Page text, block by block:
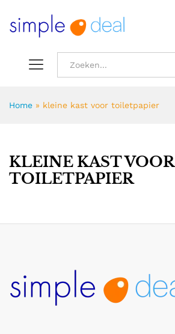
Home » kleine kast voor toiletpapier
KLEINE KAST VOOR
TOILETPAPIER